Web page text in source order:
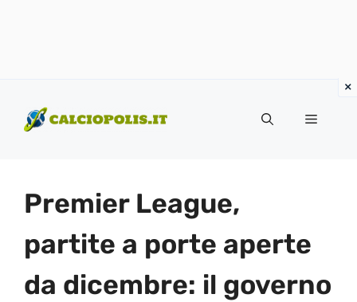
contenuto
Menu
Premier League,
partite a porte aperte
da dicembre: il governo